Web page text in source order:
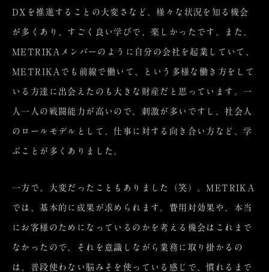
DXを推進することの大変さなど、様々な状況を知る機会
が多くあり、すごく良い学びで、楽しかったです。また、
METRIKAメンバーのように自分の会社を起業していて、
METRIKAでも前線で働いて、という多様な働き方をして
いる方達に出会えたのも大きな財産だと思っています。一
人一人の戦闘能力が高いので、刺激が多いですし、社会人
のロールモデルとして、仕事に対する向き合い方など、学
ぶことが多くありました。
一方で、大変だったこともありました（笑）。METRIKA
では、基本的に成果が求められます。費用対効果や、本当
にお客様のためになっているのかを考える機会はこれまで
なかったので、それを意識しながら業務に取り掛かるの
は、普段使わない脳みそを使っている感じで、慣れるまで